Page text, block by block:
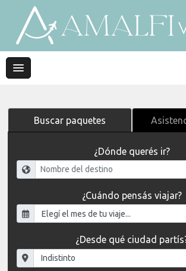
Buscar paquetes
¿Dónde querés ir?
¿Cuándo pensás viajar?
¿Desde qué ciudad